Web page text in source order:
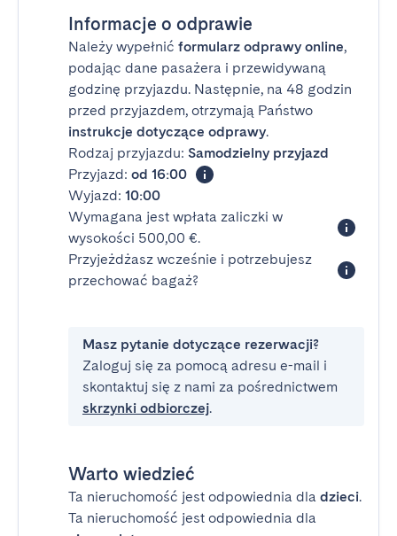
Informacje o odprawie
Należy wypełnić formularz odprawy online,
podając dane pasażera i przewidywaną
godzinę przyjazdu. Następnie, na 48 godzin
przed przyjazdem, otrzymają Państwo
instrukcje dotyczące odprawy.
Rodzaj przyjazdu: Samodzielny przyjazd
Przyjazd: od 16:00
Wyjazd: 10:00
Wymagana jest wpłata zaliczki w
wysokości 500,00 €.
Przyjeżdżasz wcześnie i potrzebujesz
przechować bagaż?
Masz pytanie dotyczące rezerwacji?
Zaloguj się za pomocą adresu e-mail i
skontaktuj się z nami za pośrednictwem
skrzynki odbiorczej.
Warto wiedzieć
Ta nieruchomość jest odpowiednia dla dzieci.
Ta nieruchomość jest odpowiednia dla